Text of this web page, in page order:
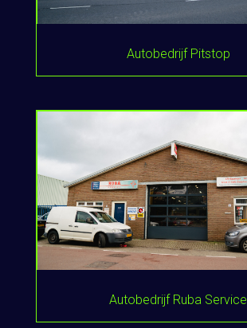
Autobedrijf Pitstop
Autobedrijf Ruba Service